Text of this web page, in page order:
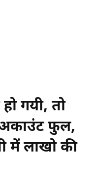
गयी, तो
फुल,
में लाखो की